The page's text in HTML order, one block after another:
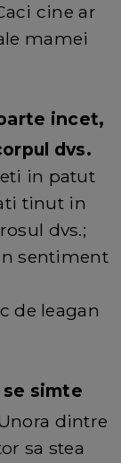
cine ar
mamei
incet,
dvs.
in patut
tinut in
dvs.;
sentiment
de leagan
simte
dintre
sa stea